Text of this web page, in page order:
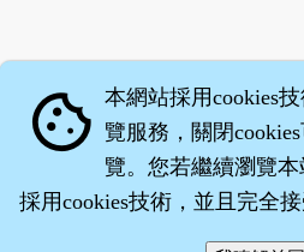
cookie 本網站採用cookies
覽服務，關閉
覽。您若繼續瀏覽
採用cookies技術，並且完全